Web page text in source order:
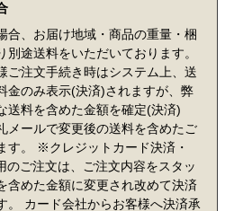
合、お届け地域・商品の重量・梱
途送料をいただいております。
ご注文手続き時はシステム上、送
金のみ表示(決済)されますが、弊
送料を含めた金額を確定(決済)
メールで変更後の送料を含めたご
す。 ※クレジットカード決済・
のご注文は、ご注文内容をスタッ
含めた金額に変更され改めて決済
。 カード会社からお客様へ決済承